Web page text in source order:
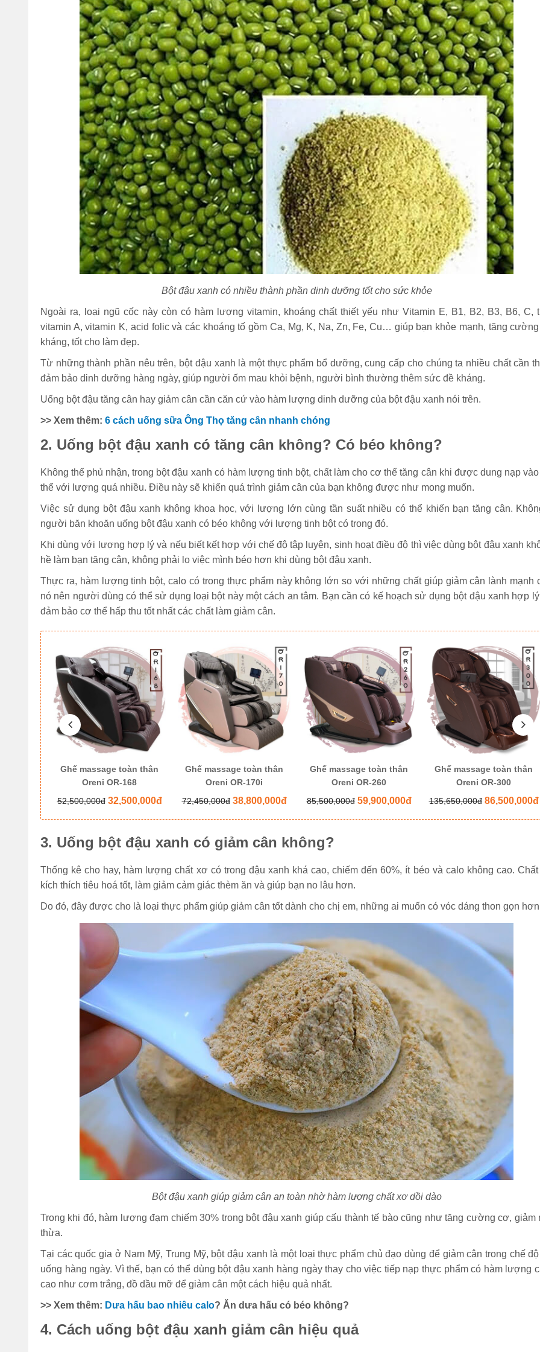
Bột đậu xanh có nhiều thành phần dinh dưỡng tốt cho sức khỏe
Ngoài ra, loại ngũ cốc này còn có hàm lượng vitamin, khoáng chất thiết yếu như Vitamin E, B1, B2, B3, B6, C,
vitamin A, vitamin K, acid folic và các khoáng tố gồm Ca, Mg, K, Na, Zn, Fe, Cu… giúp bạn khỏe mạnh, tăng
kháng, tốt cho làm đẹp.
Từ những thành phần nêu trên, bột đậu xanh là một thực phẩm bổ dưỡng, cung cấp cho chúng ta nhiều chất cần
đảm bảo dinh dưỡng hàng ngày, giúp người ốm mau khỏi bệnh, người bình thường thêm sức đề kháng.
Uống bột đậu tăng cân hay giảm cân cần căn cứ vào hàm lượng dinh dưỡng của bột đậu xanh nói trên.
>> Xem thêm: 6 cách uống sữa Ông Thọ tăng cân nhanh chóng
2. Uống bột đậu xanh có tăng cân không? Có béo không?
Không thể phủ nhận, trong bột đậu xanh có hàm lượng tinh bột, chất làm cho cơ thể tăng cân khi được dung nạp
thể với lượng quá nhiều. Điều này sẽ khiến quá trình giảm cân của bạn không được như mong muốn.
Việc sử dụng bột đậu xanh không khoa học, với lượng lớn cùng tần suất nhiều có thể khiến bạn tăng cân.
người băn khoăn uống bột đậu xanh có béo không với lượng tinh bột có trong đó.
Khi dùng với lượng hợp lý và nếu biết kết hợp với chế độ tập luyện, sinh hoạt điều độ thì việc dùng bột đậu xanh
hề làm bạn tăng cân, không phải lo việc mình béo hơn khi dùng bột đậu xanh.
Thực ra, hàm lượng tinh bột, calo có trong thực phẩm này không lớn so với những chất giúp giảm cân lành mạnh
nó nên người dùng có thể sử dụng loại bột này một cách an tâm. Bạn cần có kế hoạch sử dụng bột đậu xanh hợp
đảm bảo cơ thể hấp thu tốt nhất các chất làm giảm cân.
Ghế massage toàn thân
Oreni OR-168
52,500,000đ 32,500,000đ
Ghế massage toàn thân
Oreni OR-170i
72,450,000đ 38,800,000đ
Ghế massage toàn thân
Oreni OR-260
85,500,000đ 59,900,000đ
Ghế massage toàn thân
Oreni OR-300
135,650,000đ 86,500,000đ
3. Uống bột đậu xanh có giảm cân không?
Thống kê cho hay, hàm lượng chất xơ có trong đậu xanh khá cao, chiếm đến 60%, ít béo và calo không cao.
kích thích tiêu hoá tốt, làm giảm cảm giác thèm ăn và giúp bạn no lâu hơn.
Do đó, đây được cho là loại thực phẩm giúp giảm cân tốt dành cho chị em, những ai muốn có vóc dáng thon gọn
Bột đậu xanh giúp giảm cân an toàn nhờ hàm lượng chất xơ dồi dào
Trong khi đó, hàm lượng đạm chiếm 30% trong bột đậu xanh giúp cấu thành tế bào cũng như tăng cường cơ, giảm
thừa.
Tại các quốc gia ở Nam Mỹ, Trung Mỹ, bột đậu xanh là một loại thực phẩm chủ đạo dùng để giảm cân trong chế
uống hàng ngày. Vì thế, bạn có thể dùng bột đậu xanh hàng ngày thay cho việc tiếp nạp thực phẩm có hàm lượng
cao như cơm trắng, đồ dầu mỡ để giảm cân một cách hiệu quả nhất.
>> Xem thêm: Dưa hấu bao nhiêu calo? Ăn dưa hấu có béo không?
4. Cách uống bột đậu xanh giảm cân hiệu quả